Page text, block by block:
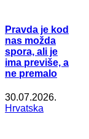
Pravda je kod
nas možda
spora, ali je
ima previše, a
ne premalo
30.07.2026.
Hrvatska